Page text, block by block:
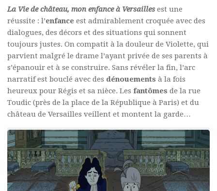
La Vie de château, mon enfance à Versailles est une
réussite : l’enfance est admirablement croquée avec des
dialogues, des décors et des situations qui sonnent
toujours justes. On compatit à la douleur de Violette, qui
parvient malgré le drame l’ayant privée de ses parents à
s’épanouir et à se construire. Sans révéler la fin, l’arc
narratif est bouclé avec des dénouements à la fois
heureux pour Régis et sa nièce. Les fantômes de la rue
Toudic (près de la place de la République à Paris) et du
château de Versailles veillent et montent la garde…